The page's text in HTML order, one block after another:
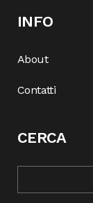
INFO
About
Contatti
CERCA